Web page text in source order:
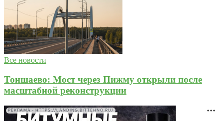
Все новости
Тоншаево: Мост через Пижму открыли после
масштабной реконструкции
РЕКЛАМА • HTTPS://LANDING.BITTEHNO.RU/